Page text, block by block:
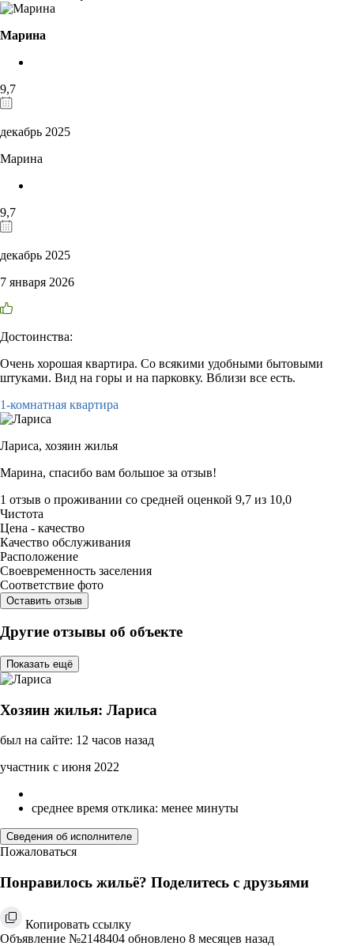
Марина
9,7
декабрь 2025
Марина
9,7
декабрь 2025
7 января 2026
Достоинства:
Очень хорошая квартира. Со всякими удобными бытовыми
штуками. Вид на горы и на парковку. Вблизи все есть.
1-комнатная квартира
Лариса, хозяин жилья
Марина, спасибо вам большое за отзыв!
1 отзыв о проживании со средней оценкой 9,7 из 10,0
Чистота
Цена - качество
Качество обслуживания
Расположение
Своевременность заселения
Соответствие фото
Оставить отзыв
Другие отзывы об объекте
Показать ещё
Хозяин жилья: Лариса
был на сайте: 12 часов назад
участник с июня 2022
среднее время отклика: менее минуты
Сведения об исполнителе
Пожаловаться
Понравилось жильё? Поделитесь с друзьями
Копировать ссылку
Объявление №2148404 обновлено 8 месяцев назад